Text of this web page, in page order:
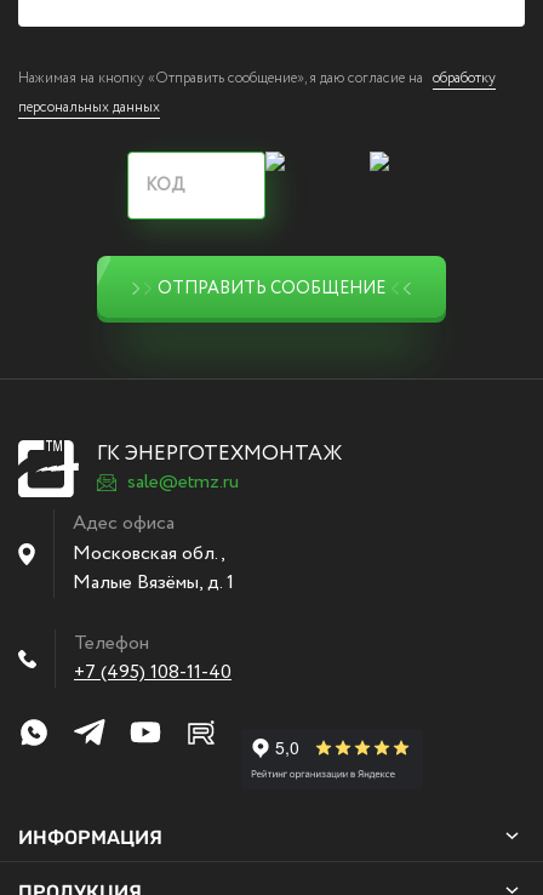
Нажимая на кнопку «Отправить сообщение», я даю согласие на обработку
персональных данных
ОТПРАВИТЬ СООБЩЕНИЕ
ГК ЭНЕРГОТЕХМОНТАЖ
sale@etmz.ru
Адес офиса
Московская обл.,
Малые Вязёмы,д. 1
Телефон
+7 (495) 108-11-40
ИНФОРМАЦИЯ